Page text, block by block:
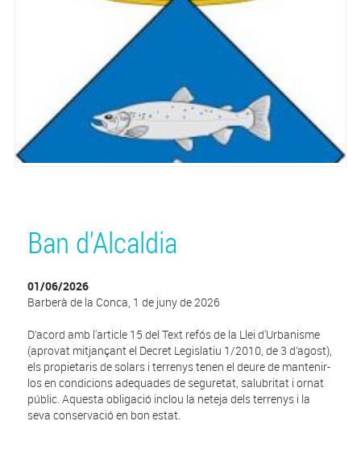
Ban d'Alcaldia
01/06/2026
Barberà de la Conca, 1 de juny de 2026
D’acord amb l'article 15 del Text refós de la Llei d'Urbanisme
(aprovat mitjançant el Decret Legislatiu 1/2010, de 3 d’agost),
els propietaris de solars i terrenys tenen el deure de mantenir-
los en condicions adequades de seguretat, salubritat i ornat
públic. Aquesta obligació inclou la neteja dels terrenys i la
seva conservació en bon estat.